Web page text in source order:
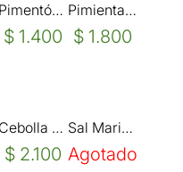
Pimentón ahumado x 100 grs.
$ 1.400
Pimienta Negra MOLIDA Economica x 100 grs
$ 1.800
Cebolla en Escamas x 100 grs
$ 2.100
Sal Marina Fina x 500 grs.- Dharam Singh
Agotado